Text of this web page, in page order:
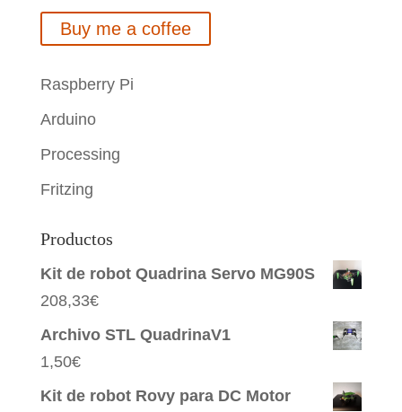
Buy me a coffee
Raspberry Pi
Arduino
Processing
Fritzing
Productos
Kit de robot Quadrina Servo MG90S
208,33€
Archivo STL QuadrinaV1
1,50€
Kit de robot Rovy para DC Motor